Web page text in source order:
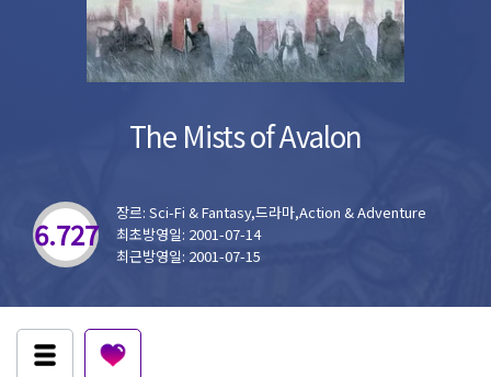
The Mists of Avalon
6.727
장르: Sci-Fi & Fantasy,드라마,Action & Adventure
최초방영일: 2001-07-14
최근방영일: 2001-07-15